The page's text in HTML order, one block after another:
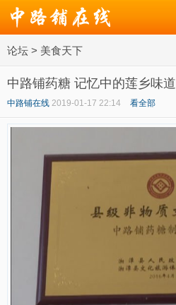
论坛 > 美食天下
中路铺药糖 记忆中的莲乡味道
中路铺在线 2019-01-17 22:14 看全部